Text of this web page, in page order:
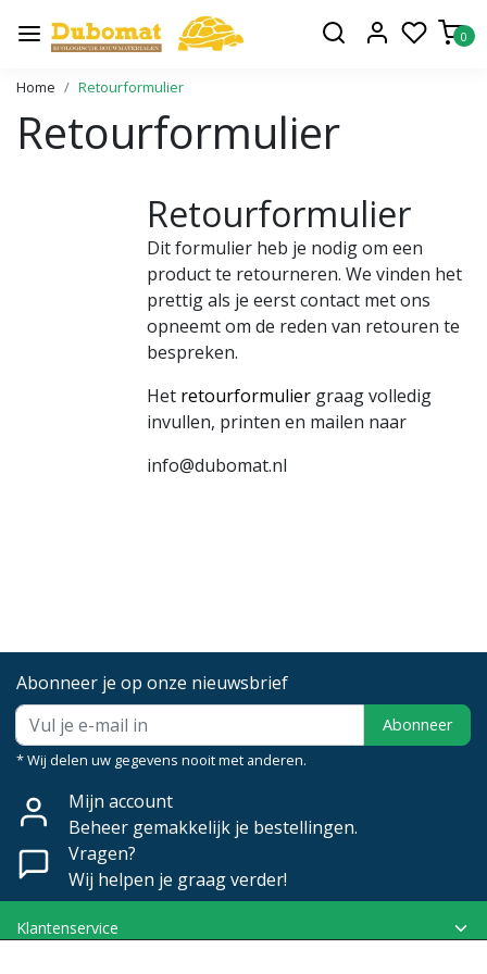
0
Home Retourformulier
Retourformulier
Retourformulier
Dit formulier heb je nodig om een
product te retourneren. We vinden het
prettig als je eerst contact met ons
opneemt om de reden van retouren te
bespreken.
Het retourformulier graag volledig
invullen, printen en mailen naar
info@dubomat.nl
Abonneer je op onze nieuwsbrief
Abonneer
* Wij delen uw gegevens nooit met anderen.
Mijn account
Beheer gemakkelijk je bestellingen.
Vragen?
Wij helpen je graag verder!
Klantenservice